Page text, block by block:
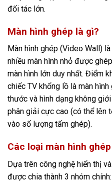
đối tác lớn.
Màn hình ghép là gì?
Màn hình ghép (Video Wall)
nhiều màn hình nhỏ được
màn hình lớn duy nhất. Điểm
chiếc TV khổng lồ là màn
thước và hình dạng không
phân giải cực cao (có thể lên
vào số lượng tấm ghép).
Các loại màn hình
Dựa trên công nghệ hiển thị
được chia thành 3 nhóm chính: